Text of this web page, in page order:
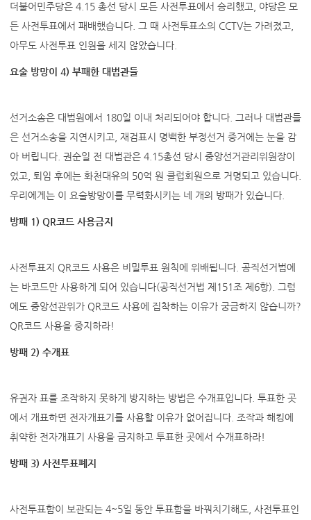
더불어민주당은 4.15 총선 당시 모든 사전투표에서 승리했고, 야당은 모
든 사전투표에서 패배했습니다. 그 때 사전투표소의 CCTV는 가려졌고,
아무도 사전투표 인원을 세지 않았습니다.
요술 방망이 4) 부패한 대법관들
선거소송은 대법원에서 180일 이내 처리되어야 합니다. 그러나 대법관들
은 선거소송을 지연시키고, 재검표시 명백한 부정선거 증거에는 눈을 감
아 버립니다. 권순일 전 대법관은 4.15총선 당시 중앙선거관리위원장이
었고, 퇴임 후에는 화천대유의 50억 원 클럽회원으로 거명되고 있습니다.
우리에게는 이 요술방망이를 무력화시키는 네 개의 방패가 있습니다.
방패 1) QR코드 사용금지
사전투표지 QR코드 사용은 비밀투표 원칙에 위배됩니다. 공직선거법에
는 바코드만 사용하게 되어 있습니다(공직선거법 제151조 제6항). 그럼
에도 중앙선관위가 QR코드 사용에 집착하는 이유가 궁금하지 않습니까?
QR코드 사용을 중지하라!
방패 2) 수개표
유권자 표를 조작하지 못하게 방지하는 방법은 수개표입니다. 투표한 곳
에서 개표하면 전자개표기를 사용할 이유가 없어집니다. 조작과 해킹에
취약한 전자개표기 사용을 금지하고 투표한 곳에서 수개표하라!
방패 3) 사전투표폐지
사전투표함이 보관되는 4~5일 동안 투표함을 바꿔치기해도, 사전투표인